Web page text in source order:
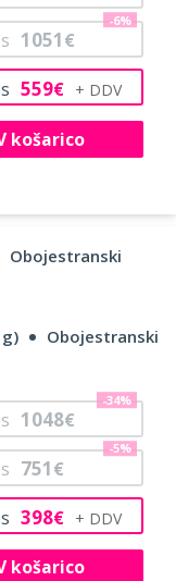
559€
1051€
-6%
košarico
Obojestranski
Obojestranski
398€
751€
-5%
1048€
-34%
košarico